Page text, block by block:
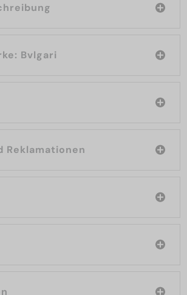
Über die Marke: Bvlgari
Reklamationen